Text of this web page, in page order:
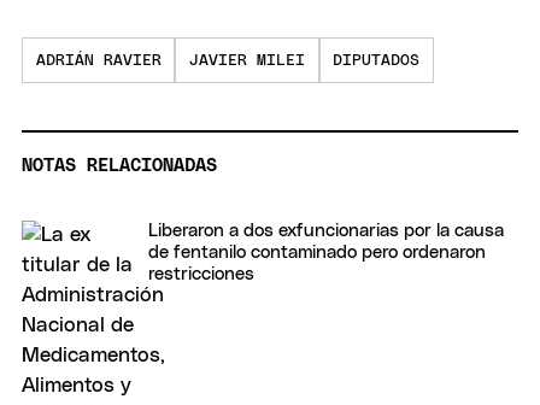
ADRIÁN RAVIER JAVIER MILEI DIPUTADOS
NOTAS RELACIONADAS
Liberaron a dos exfuncionarias por la causa
de fentanilo contaminado pero ordenaron
restricciones